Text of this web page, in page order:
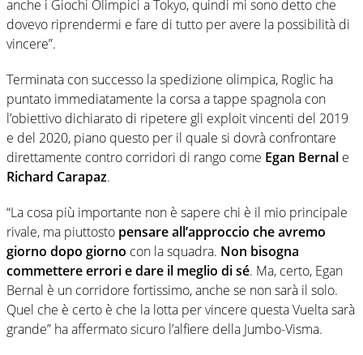
anche i Giochi Olimpici a Tokyo, quindi mi sono detto che
dovevo riprendermi e fare di tutto per avere la possibilità di
vincere”.
Terminata con successo la spedizione olimpica, Roglic ha
puntato immediatamente la corsa a tappe spagnola con
l’obiettivo dichiarato di ripetere gli exploit vincenti del 2019
e del 2020, piano questo per il quale si dovrà confrontare
direttamente contro corridori di rango come Egan Bernal e
Richard Carapaz.
“La cosa più importante non è sapere chi è il mio principale
rivale, ma piuttosto pensare all’approccio che avremo
giorno dopo giorno con la squadra. Non bisogna
commettere errori e dare il meglio di sé. Ma, certo, Egan
Bernal è un corridore fortissimo, anche se non sarà il solo.
Quel che è certo è che la lotta per vincere questa Vuelta sarà
grande” ha affermato sicuro l’alfiere della Jumbo-Visma.